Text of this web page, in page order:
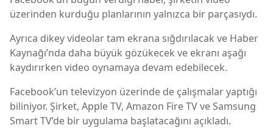
üzerinden kurduğu planlarının yalnızca bir parçasıydı.
Ayrıca dikey videolar tam ekrana sığdırılacak ve Haber
Kaynağı’nda daha büyük gözükecek ve ekranı aşağı
kaydırırken video oynamaya devam edebilecek.
Facebook’un televizyon üzerinde de çalışmalar yaptığı
biliniyor. Şirket, Apple TV, Amazon Fire TV ve Samsung
Smart TV’de bir uygulama başlatacağını açıkladı.